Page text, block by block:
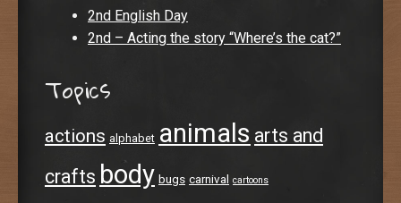
2nd English Day
2nd – Acting the story “Where’s the cat?”
Topics
actions alphabet animals arts and
crafts body bugs carnival cartoons